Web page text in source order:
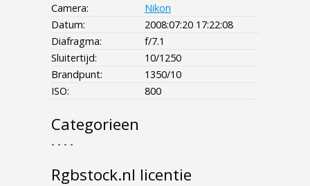
Camera:
Nikon
Datum:
2008:07:20 17:22:08
Diafragma:
f/7.1
Sluitertijd:
10/1250
Brandpunt:
1350/10
ISO:
800
Categorieen
- - - -
Rgbstock.nl licentie